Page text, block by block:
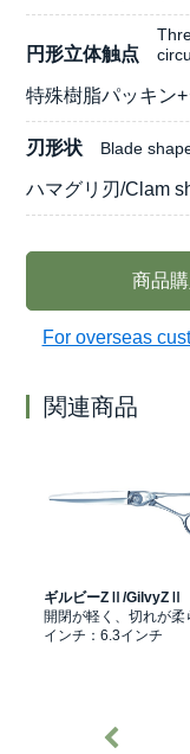
円形立体触点
特殊樹脂パッキン
刃形状 Blade
ハマグリ刃/Clam
商品
For overseas
関連商品
ギルビーZⅡ/GilvyZⅡ
開閉が軽く、切れが柔
インチ：6.3インチ